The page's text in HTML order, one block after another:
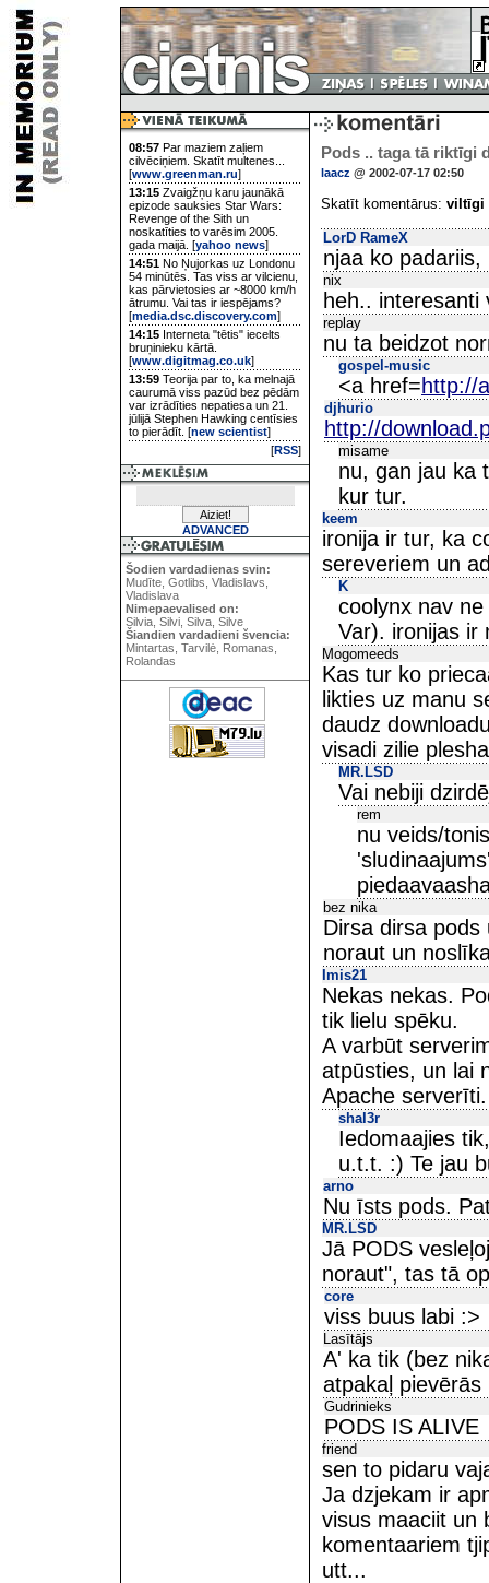
08:57 Par maziem zaļiem
cilvēciņiem. Skatīt multenes...
[www.greenman.ru]
13:15 Zvaigžņu karu jaunākā
epizode sauksies Star Wars:
Revenge of the Sith un
noskatīties to varēsim 2005.
gada maijā. [yahoo news]
14:51 No Ņujorkas uz Londonu
54 minūtēs. Tas viss ar vilcienu,
kas pārvietosies ar ~8000 km/h
ātrumu. Vai tas ir iespējams?
[media.dsc.discovery.com]
14:15 Interneta "tētis" iecelts
bruņinieku kārtā.
[www.digitmag.co.uk]
13:59 Teorija par to, ka melnajā
caurumā viss pazūd bez pēdām
var izrādīties nepatiesa un 21.
jūlijā Stephen Hawking centīsies
to pierādīt. [new scientist]
[RSS]
ADVANCED
Šodien vardadienas svin:
Mudīte, Gotlibs, Vladislavs,
Vladislava
Nimepaevalised on:
Silvia, Silvi, Silva, Silve
Šiandien vardadieni švencia:
Mintartas, Tarvilė, Romanas,
Rolandas
Pods .. taga tā riktīgi
laacz @ 2002-07-17 02:50
Skatīt komentārus: viltīgi
LorD RameX
njaa ko
nix
heh.. interesanti
replay
nu ta beidzot
gospel-music
<a href=http://
djhurio
http://
misame
nu, gan jau ka
kur tur.
keem
ironija ir tur, ka
sereveriem un
K
coolynx nav
Var). ironijas ir
Mogomeeds
Kas tur ko
likties uz manu
daudz
visadi zilie
MR.LSD
Vai nebiji
rem
nu veids/
bez nika
Dirsa dirsa
noraut un
Imis21
Nekas nekas.
tik lielu spēku.
A varbūt
atpūsties, un lai
Apache
shal3r
Iedomaajies
u.t.t. :) Te jau
arno
Nu īsts pods.
MR.LSD
Jā PODS
noraut", tas tā
core
viss buus labi :>
Lasītājs
A' ka tik (bez
atpakaļ
Gudrinieks
PODS IS ALIVE
friend
sen to pidaru
Ja dzjekam ir
visus maaciit un
komentaariem
utt...